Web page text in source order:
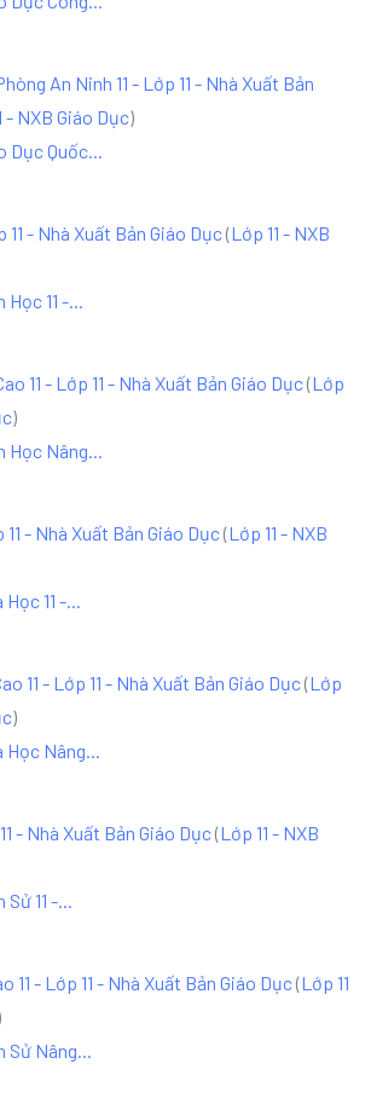
An Ninh 11 - Lớp 11 - Nhà Xuất Bản
- NXB Giáo Dục)
Dục Quốc...
11 - Nhà Xuất Bản Giáo Dục(Lớp 11 - NXB
11 -...
11 - Lớp 11 - Nhà Xuất Bản Giáo Dục(Lớp
)
Học Nâng...
11 - Nhà Xuất Bản Giáo Dục(Lớp 11 - NXB
11 -...
11 - Lớp 11 - Nhà Xuất Bản Giáo Dục(Lớp
)
Học Nâng...
- Nhà Xuất Bản Giáo Dục(Lớp 11 - NXB
11 -...
11 - Lớp 11 - Nhà Xuất Bản Giáo Dục(Lớp 11
Sử Nâng...